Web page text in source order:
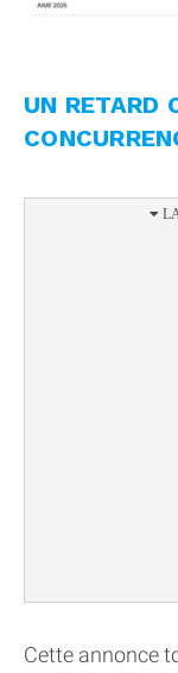
UN RETARD
Cette annonce